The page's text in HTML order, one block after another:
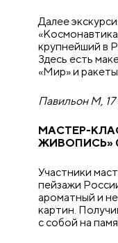
Далее
крупнейший в
Здесь есть
«Мир» и
Павильон M, 17
МАСТЕР-
ЖИВОПИСЬ»
Участники
пейзажи
ароматный и
картин.
с собой на